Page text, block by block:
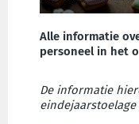
Alle informatie
personeel in het
De informatie